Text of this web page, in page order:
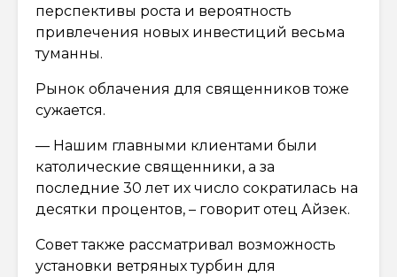
перспективы роста и вероятность
привлечения новых инвестиций весьма
туманны.
Рынок облачения для священников тоже
сужается.
— Нашим главными клиентами были
католические священники, а за
последние 30 лет их число сократилась на
десятки процентов, – говорит отец Айзек.
Совет также рассматривал возможность
установки ветряных турбин для